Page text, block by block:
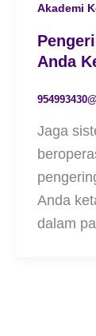
Akademi
Anda
Jaga
Anda
dalam